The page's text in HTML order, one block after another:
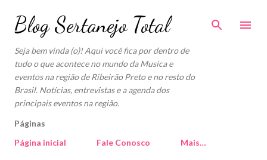
Pular para o conteúdo principal
Blog Sertanejo Total
Seja bem vinda (o)! Aqui você fica por dentro de
tudo o que acontece no mundo da Musica e
eventos na região de Ribeirão Preto e no resto do
Brasil. Notícias, entrevistas e a agenda dos
principais eventos na região.
Páginas
Página inicial
Fale Conosco Mais…